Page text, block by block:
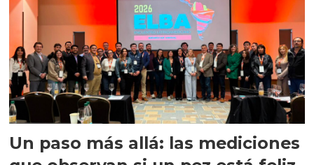
Un paso más allá: las mediciones